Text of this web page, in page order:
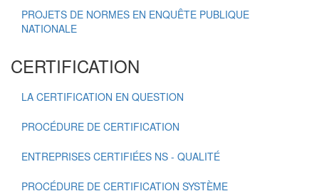
PROJETS DE NORMES EN ENQUÊTE PUBLIQUE
NATIONALE
CERTIFICATION
LA CERTIFICATION EN QUESTION
PROCÉDURE DE CERTIFICATION
ENTREPRISES CERTIFIÉES NS - QUALITÉ
PROCÉDURE DE CERTIFICATION SYSTÈME